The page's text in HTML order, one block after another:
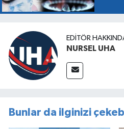
EDITÖR
NURSEL UHA
Bunlar da ilginizi